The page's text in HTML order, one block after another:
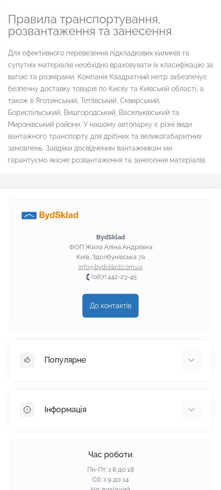
Правила транспортування,
розвантаження та занесення
Для ефективного перевезення підкладкових килимів та
супутніх матеріалів необхідно враховувати їх класифікацію за
вагою та розмірами. Компанія Квадратний метр забезпечує
безпечну доставку товарів по Києву та Київській області, а
також в Яготинський, Тетіївський, Сквирський,
Бориспільський, Вишгородський, Васильківський та
Миронівський райони. У нашому автопарку є різні види
вантажного транспорту для дрібних та великогабаритних
замовлень. Завдяки досвідченим вантажникам ми
гарантуємо якісне розвантаження та занесення матеріалів.
BydSklad
ФОП Жила Аліна Андріївна
Київ, Здолбунівська 7а
info@bydsklad.com.ua
(067) 442-23-45
До контактів
Популярне
Пінопласт
Інформація
Гарантія та повернення
Час роботи
Пн-Пт: з 8 до 18
Сб: з 9 до 14